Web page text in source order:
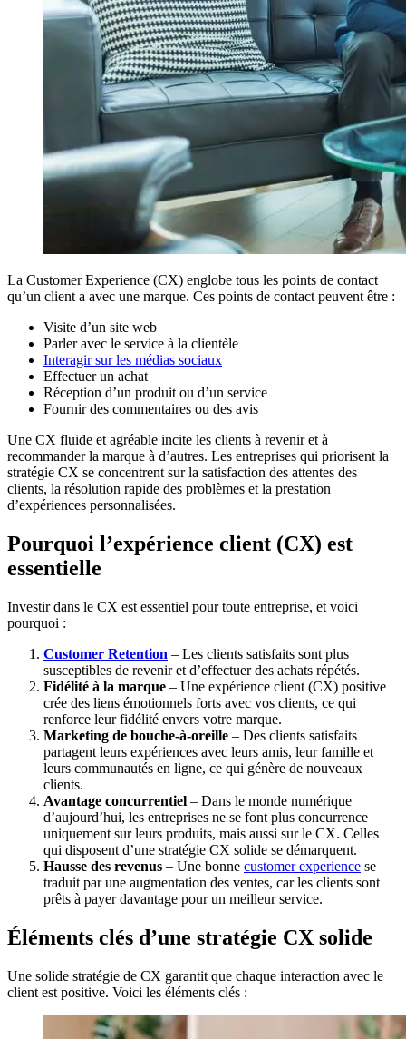
La Customer Experience (CX) englobe tous les points de contact
qu’un client a avec une marque. Ces points de contact peuvent être :
Visite d’un site web
Parler avec le service à la clientèle
Interagir sur les médias sociaux
Effectuer un achat
Réception d’un produit ou d’un service
Fournir des commentaires ou des avis
Une CX fluide et agréable incite les clients à revenir et à
recommander la marque à d’autres. Les entreprises qui priorisent la
stratégie CX se concentrent sur la satisfaction des attentes des
clients, la résolution rapide des problèmes et la prestation
d’expériences personnalisées.
Pourquoi l’expérience client (CX) est
essentielle
Investir dans le CX est essentiel pour toute entreprise, et voici
pourquoi :
Customer Retention – Les clients satisfaits sont plus
susceptibles de revenir et d’effectuer des achats répétés.
Fidélité à la marque – Une expérience client (CX) positive
crée des liens émotionnels forts avec vos clients, ce qui
renforce leur fidélité envers votre marque.
Marketing de bouche-à-oreille – Des clients satisfaits
partagent leurs expériences avec leurs amis, leur famille et
leurs communautés en ligne, ce qui génère de nouveaux
clients.
Avantage concurrentiel – Dans le monde numérique
d’aujourd’hui, les entreprises ne se font plus concurrence
uniquement sur leurs produits, mais aussi sur le CX. Celles
qui disposent d’une stratégie CX solide se démarquent.
Hausse des revenus – Une bonne customer experience se
traduit par une augmentation des ventes, car les clients sont
prêts à payer davantage pour un meilleur service.
Éléments clés d’une stratégie CX solide
Une solide stratégie de CX garantit que chaque interaction avec le
client est positive. Voici les éléments clés :